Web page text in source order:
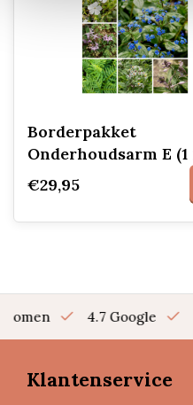
Borderpakket
Onderhoudsarm E (1
€29,95
bomen 4.7 Google
Klantenservice